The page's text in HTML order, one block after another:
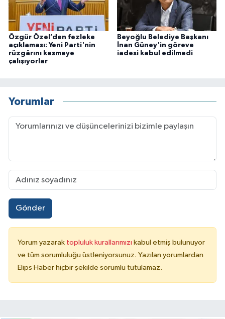
Özgür Özel’den fezleke
açıklaması: Yeni Parti'nin
rüzgârını kesmeye
çalışıyorlar
Beyoğlu Belediye Başkanı
İnan Güney'in göreve
iadesi kabul edilmedi
Yorumlar
Gönder
Yorum yazarak topluluk kurallarımızı kabul etmiş bulunuyor
ve tüm sorumluluğu üstleniyorsunuz. Yazılan yorumlardan
Elips Haber hiçbir şekilde sorumlu tutulamaz.